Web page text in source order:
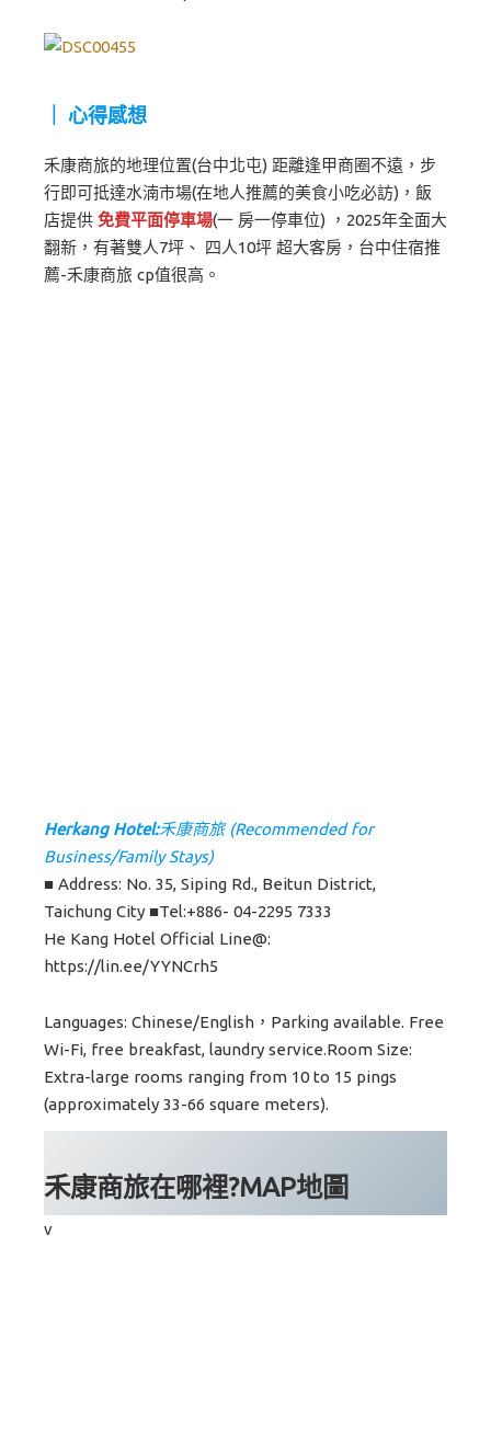
｜ 心得感想
禾康商旅的地理位置(台中北屯) 距離逢甲商圈不遠，步
行即可抵達水湳市場(在地人推薦的美食小吃必訪)，飯
店提供 免費平面停車場(一 房一停車位) ，2025年全面大
翻新，有著雙人7坪、 四人10坪 超大客房，台中住宿推
薦-禾康商旅 cp值很高。
Herkang Hotel:禾康商旅 (Recommended for
Business/Family Stays)
■ Address: No. 35, Siping Rd., Beitun District,
Taichung City ■Tel:+886- 04-2295 7333
He Kang Hotel Official Line@:
https://lin.ee/YYNCrh5
Languages: Chinese/English，Parking available. Free
Wi-Fi, free breakfast, laundry service.Room Size:
Extra-large rooms ranging from 10 to 15 pings
(approximately 33-66 square meters).
禾康商旅在哪裡?MAP地圖
v